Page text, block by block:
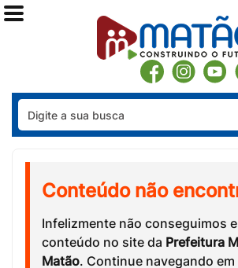
Conteúdo não
Infelizmente não conseguimos
conteúdo no site da Prefeitura
Matão. Continue navegando